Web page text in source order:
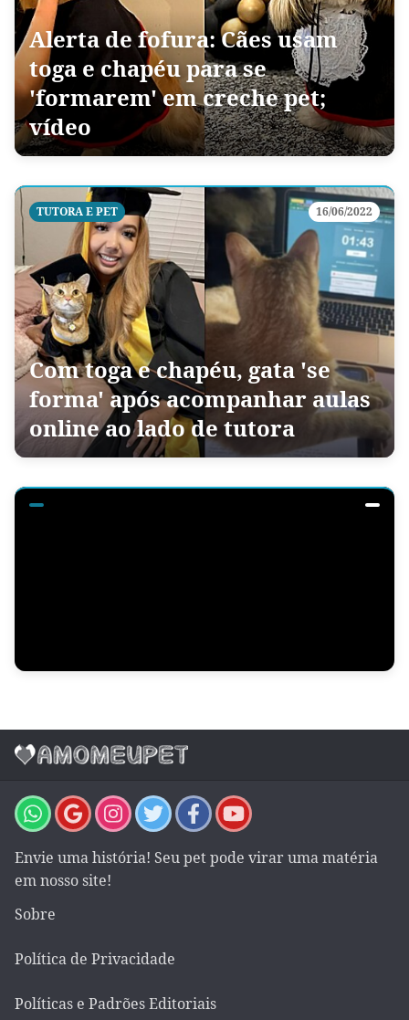
Alerta de fofura: Cães usam
toga e chapéu para se
'formarem' em creche pet;
vídeo
TUTORA E PET 16/06/2022
Com toga e chapéu, gata 'se
forma' após acompanhar aulas
online ao lado de tutora
Envie uma história! Seu pet pode virar uma matéria
em nosso site!
Sobre
Política de Privacidade
Políticas e Padrões Editoriais